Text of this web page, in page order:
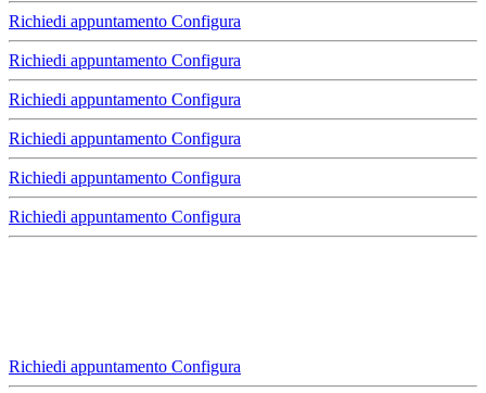
Richiedi appuntamento Configura
Richiedi appuntamento Configura
Richiedi appuntamento Configura
Richiedi appuntamento Configura
Richiedi appuntamento Configura
Richiedi appuntamento Configura
Richiedi appuntamento Configura